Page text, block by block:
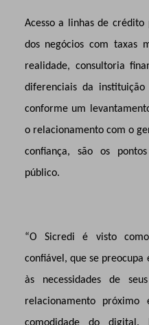
Acesso a linhas de crédito
dos negócios com taxas
realidade, consultoria
diferenciais da
conforme um
o relacionamento com o
confiança, são os
público.
“O Sicredi é visto
confiável, que se preocupa
às necessidades de
relacionamento
comodidade do digital.